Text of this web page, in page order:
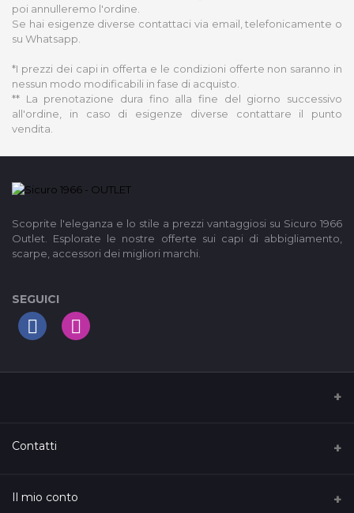
poi annulleremo l'ordine.
Se hai esigenze diverse contattaci via email, telefonicamente o
su Whatsapp.
*I prezzi dei capi in offerta e le condizioni offerte non saranno in
nessun modo modificabili in fase di acquisto.
** La prenotazione dura fino alla fine del giorno successivo
all'ordine, in caso di esigenze diverse contattare il punto
vendita.
Scoprite l'eleganza e lo stile a prezzi vantaggiosi su Sicuro 1966
Outlet. Esplorate le nostre offerte sui capi di abbigliamento,
scarpe, accessori dei migliori marchi.
SEGUICI
I nostri Termini di servizio
Support Policy
Contatti
Indirizzo
Il mio conto